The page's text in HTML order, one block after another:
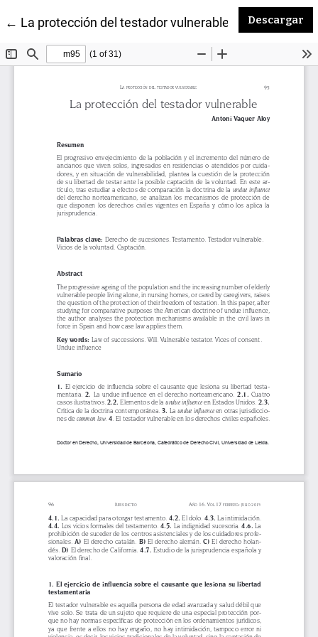
← Volver a los detalles del artículo
La protección del testador vulnerable Descargar